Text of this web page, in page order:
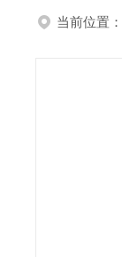
当前位置：